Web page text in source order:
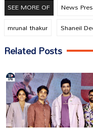
SEE MORE OF News
mrunal thakur
Shaneil
Related Posts